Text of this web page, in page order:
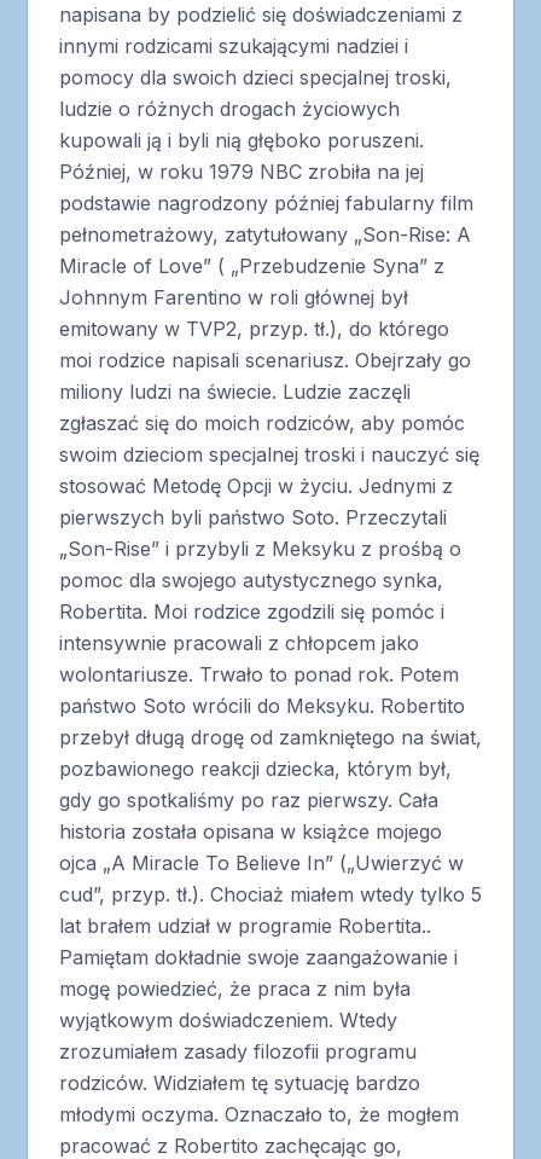
napisana by podzielić się doświadczeniami z
innymi rodzicami szukającymi nadziei i
pomocy dla swoich dzieci specjalnej troski,
ludzie o różnych drogach życiowych
kupowali ją i byli nią głęboko poruszeni.
Później, w roku 1979 NBC zrobiła na jej
podstawie nagrodzony później fabularny film
pełnometrażowy, zatytułowany „Son-Rise: A
Miracle of Love” ( „Przebudzenie Syna” z
Johnnym Farentino w roli głównej był
emitowany w TVP2, przyp. tł.), do którego
moi rodzice napisali scenariusz. Obejrzały go
miliony ludzi na świecie. Ludzie zaczęli
zgłaszać się do moich rodziców, aby pomóc
swoim dzieciom specjalnej troski i nauczyć się
stosować Metodę Opcji w życiu. Jednymi z
pierwszych byli państwo Soto. Przeczytali
„Son-Rise” i przybyli z Meksyku z prośbą o
pomoc dla swojego autystycznego synka,
Robertita. Moi rodzice zgodzili się pomóc i
intensywnie pracowali z chłopcem jako
wolontariusze. Trwało to ponad rok. Potem
państwo Soto wrócili do Meksyku. Robertito
przebył długą drogę od zamkniętego na świat,
pozbawionego reakcji dziecka, którym był,
gdy go spotkaliśmy po raz pierwszy. Cała
historia została opisana w książce mojego
ojca „A Miracle To Believe In” („Uwierzyć w
cud”, przyp. tł.). Chociaż miałem wtedy tylko 5
lat brałem udział w programie Robertita..
Pamiętam dokładnie swoje zaangażowanie i
mogę powiedzieć, że praca z nim była
wyjątkowym doświadczeniem. Wtedy
zrozumiałem zasady filozofii programu
rodziców. Widziałem tę sytuację bardzo
młodymi oczyma. Oznaczało to, że mogłem
pracować z Robertito zachęcając go,